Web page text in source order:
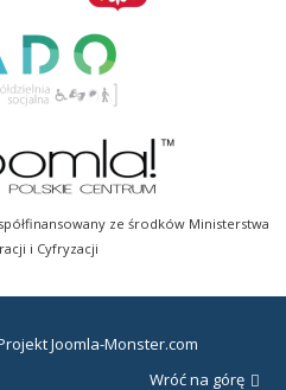
ze środków Ministerstwa
i Cyfryzacji
Joomla-Monster.com
Wróć na górę